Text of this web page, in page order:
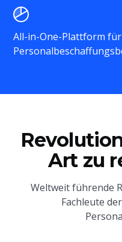
All-in-One-Plattform
Art zu
Weltweit führende
Fachleute